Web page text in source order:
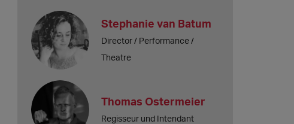
Stephanie van Batum
Director / Performance /
Theatre
Thomas Ostermeier
Regisseur und Intendant